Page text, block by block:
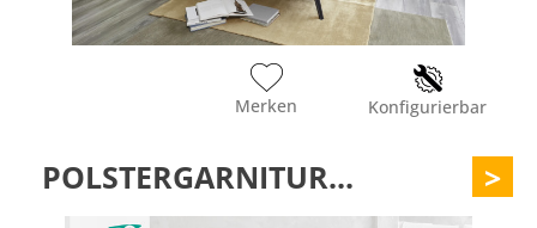
Merken Konfigurierbar
POLSTERGARNITUR... >